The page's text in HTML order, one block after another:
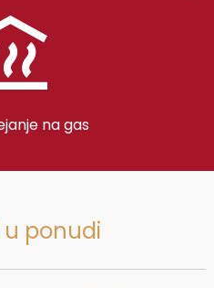
na gas
u ponudi